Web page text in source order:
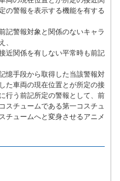
の警報を表示する機能を有する
記警報対象と関係のないキャラ
、
近関係を有しない平常時も前記
憶手段から取得した当該警報対
た車両の現在位置とが所定の接
行う前記所定の警報として、前
スチュームである第一コスチュ
チュームへと変身させるアニメ